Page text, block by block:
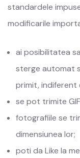
standardele
modificarile
ai posibilitatea
sterge automat
primit, indiferent
se pot trimite
fotografiile se
dimensiunea lor;
poti da Like la